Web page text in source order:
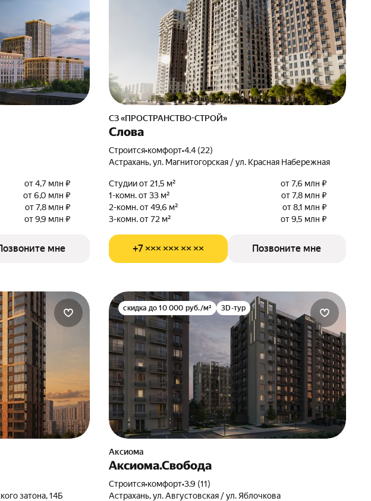
от 4,7 млн ₽
от 6,0 млн ₽
от 7,8 млн ₽
от 9,9 млн ₽
мне
СЗ «ПРОСТРАНСТВО-СТРОЙ»
Слова
Строится•комфорт•4.4 (22)
Астрахань, ул. Магнитогорская / ул. Красная Набережная
Студии от 21,5 м²
от 7,6 млн ₽
1-комн. от 33 м²
от 7,8 млн ₽
2-комн. от 49,6 м²
от 8,1 млн ₽
3-комн. от 72 м²
от 9,5 млн ₽
+7 ××× ××× ×× ×× Позвоните мне
затона, 14Б
скидка до 10 000 руб./м² 3D-тур
Аксиома
Аксиома.Свобода
Строится•комфорт•3.9 (11)
Астрахань, ул. Августовская / ул. Яблочкова